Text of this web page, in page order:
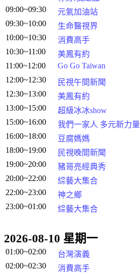
09:00~09:30
元氣加油站
09:30~10:00
生命醫視界
10:00~10:30
消費高手
10:30~11:00
美鳳有約
11:00~12:00
Go Go Taiwan
12:00~12:30
民視午間新聞
12:30~13:00
美鳳有約
13:00~15:00
超級冰冰show
15:00~16:00
我們一家人 多元新力量
16:00~18:00
豆腐媽媽
18:00~19:00
民視晚間新聞
19:00~20:00
豬哥亮經典秀
20:00~22:00
綜藝大集合
22:00~23:00
神之鄉
23:00~01:00
綜藝大集合
2026-08-10 星期一
01:00~02:00 台灣演義
02:00~02:30
消費高手